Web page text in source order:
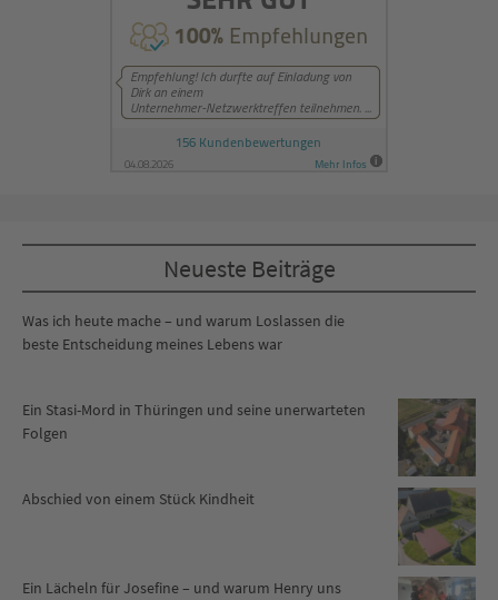
Neueste Beiträge
Was ich heute mache – und warum Loslassen die
beste Entscheidung meines Lebens war
Ein Stasi-Mord in Thüringen und seine unerwarteten
Folgen
Abschied von einem Stück Kindheit
Ein Lächeln für Josefine – und warum Henry uns